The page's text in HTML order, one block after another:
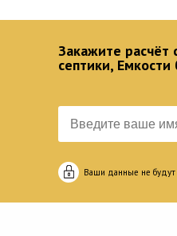
Закажите расчёт
септики, Емкости
Ваши данные не